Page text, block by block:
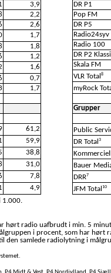
3,9
2,2
2,6
1,7
1,8
1,2
1,6
0,7
1,7
61,2
59,9
38,8
31,0
7,8
4,9
DR P1
Pop FM
DR P5
Radio24syv
Radio 100
DR P2
Skala FM
VLR Total 8
myRock
Grupper
Public
DR Total 3
Bauer
DRR7
JFM Total 10
1.000.
hørt radio uafbrudt i min. 5
i procent, som har hørt
den samlede radiolytning i